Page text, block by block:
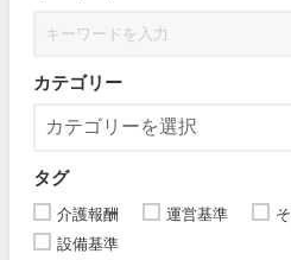
カテゴリー
タグ
介護報酬 運営基準
設備基準